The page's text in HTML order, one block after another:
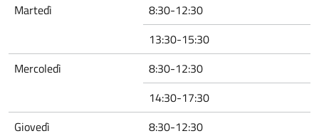
Martedì
8:30-12:30
13:30-15:30
Mercoledì
8:30-12:30
14:30-17:30
Giovedì
8:30-12:30